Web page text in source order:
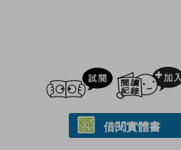
試閲
借閱實體書